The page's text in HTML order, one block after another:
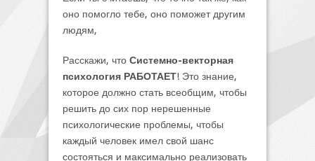
оно помогло тебе, оно поможет другим
людям,
Расскажи, что Системно-векторная
психология РАБОТАЕТ! Это знание,
которое должно стать всеобщим, чтобы
решить до сих пор нерешенные
психологические проблемы, чтобы
каждый человек имел свой шанс
состояться и максимально реализовать